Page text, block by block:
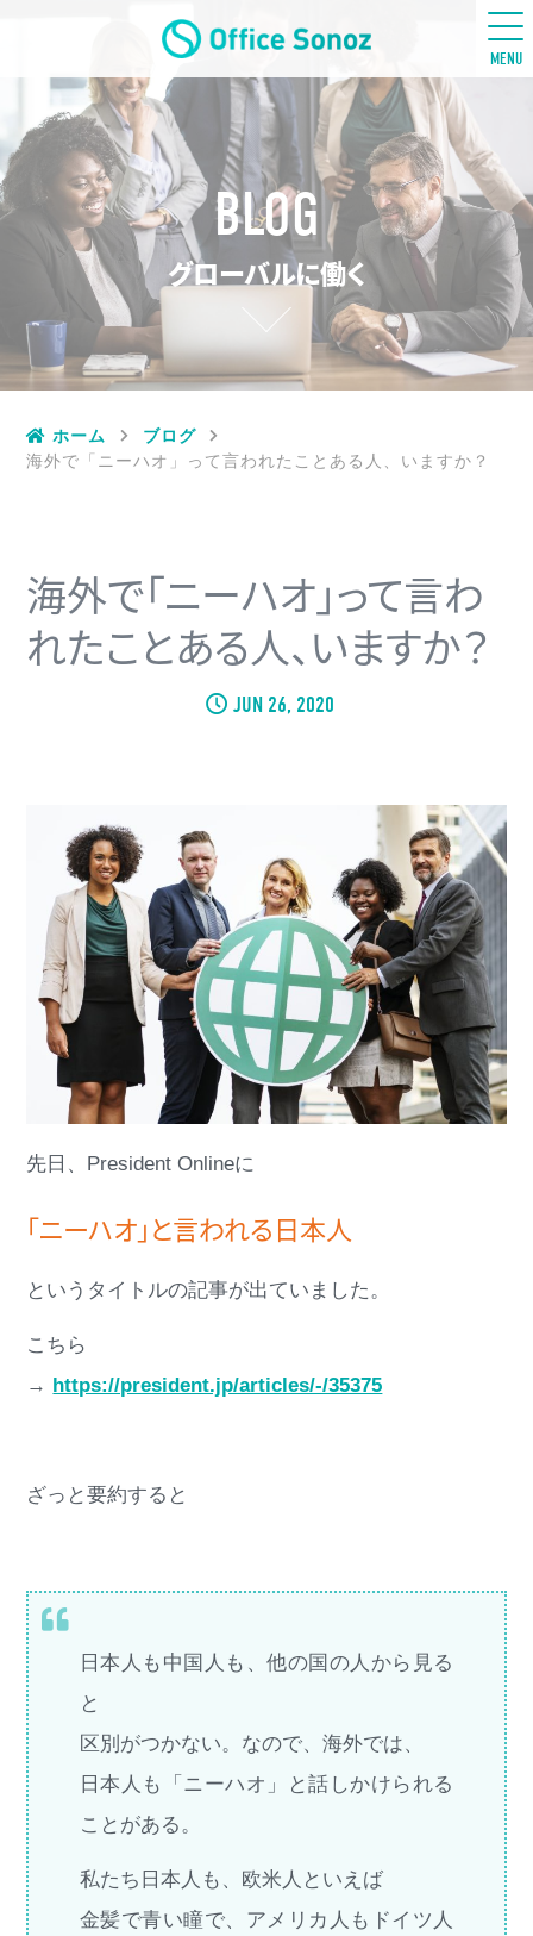
MENU
BLOG
グローバルに働く
ホーム
ブログ
海外で「ニーハオ」って言われたことある人、いますか？
海外で「ニーハオ」って言わ
れたことある人、いますか？
JUN 26, 2020
先日、President Onlineに
「ニーハオ」と言われる日本人
というタイトルの記事が出ていました。
こちら
→ https://president.jp/articles/-/35375
ざっと要約すると
日本人も中国人も、他の国の人から見る
と
区別がつかない。なので、海外では、
日本人も「ニーハオ」と話しかけられる
ことがある。
私たち日本人も、欧米人といえば
金髪で青い瞳で、アメリカ人もドイツ人